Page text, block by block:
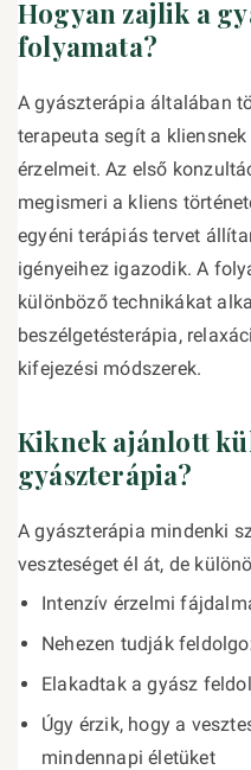
Hogyan zajlik a
folyamata?
A gyászterápia általában
terapeuta segít a
érzelmeit. Az első
megismeri a kliens
egyéni terápiás tervet
igényeihez igazodik. A
különböző technikákat
beszélgetésterápia,
kifejezési módszerek.
Kiknek ajánlott
gyászterápia?
A gyászterápia mindenki
veszteséget él át, de
Intenzív érzelmi
Nehezen tudják
Elakadtak a gyász
Úgy érzik, hogy a
mindennapi életüket